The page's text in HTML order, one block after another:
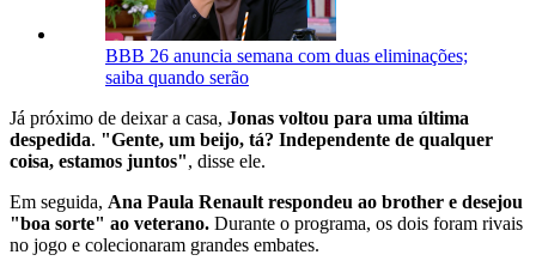
BBB 26 anuncia semana com duas eliminações;
saiba quando serão
Já próximo de deixar a casa, Jonas voltou para uma última
despedida. "Gente, um beijo, tá? Independente de qualquer
coisa, estamos juntos", disse ele.
Em seguida, Ana Paula Renault respondeu ao brother e desejou
"boa sorte" ao veterano. Durante o programa, os dois foram rivais
no jogo e colecionaram grandes embates.